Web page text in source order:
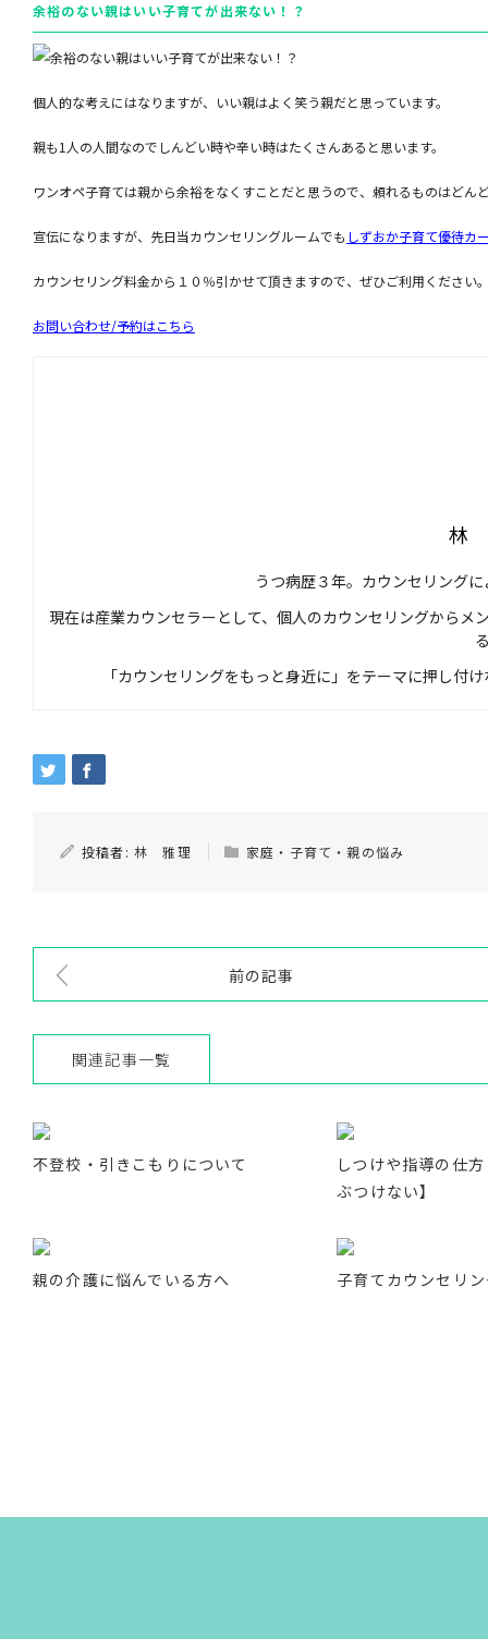
余裕のない親はいい子育てが出来ない！？
個人的な考えにはなりますが、いい親はよく笑う親だと思っています。
親も1人の人間なのでしんどい時や辛い時はたくさんあると思います。
ワンオペ子育ては親から余裕をなくすことだと思うので、頼れるものはどん
宣伝になりますが、先日当カウンセリングルームでも しずおか子育て優待カ
カウンセリング料金から１０％引かせて頂きますので、ぜひご利用ください
お問い合わせ/予約はこちら
林
うつ病歴３年。カウンセリング
現在は産業カウンセラーとして、個人のカウンセリングから
「カウンセリングをもっと身近に」をテーマに押し付
投稿者: 林 雅理 家庭・子育て・親の悩み
前の記事
関連記事一覧
不登校・引きこもりについて
しつけや指導の仕
ぶつけない】
親の介護に悩んでいる方へ 子育てカウンセリ